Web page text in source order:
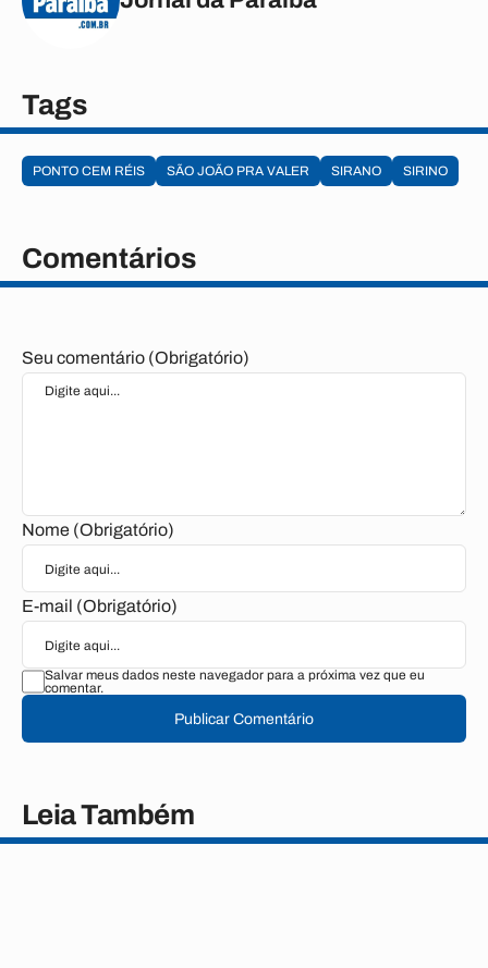
Tags
PONTO CEM RÉIS SÃO JOÃO PRA VALER SIRANO SIRINO
Comentários
Seu comentário (Obrigatório)
Nome (Obrigatório)
E-mail (Obrigatório)
Salvar meus dados neste navegador para a próxima vez que eu
comentar.
Publicar Comentário
Leia Também